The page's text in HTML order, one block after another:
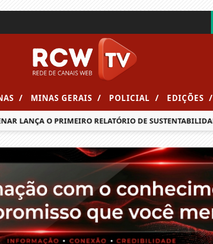
/ MINAS GERAIS / POLICIAL / EDIÇÕES /
LANÇA O PRIMEIRO RELATÓRIO DE SUSTENTABILIDADE